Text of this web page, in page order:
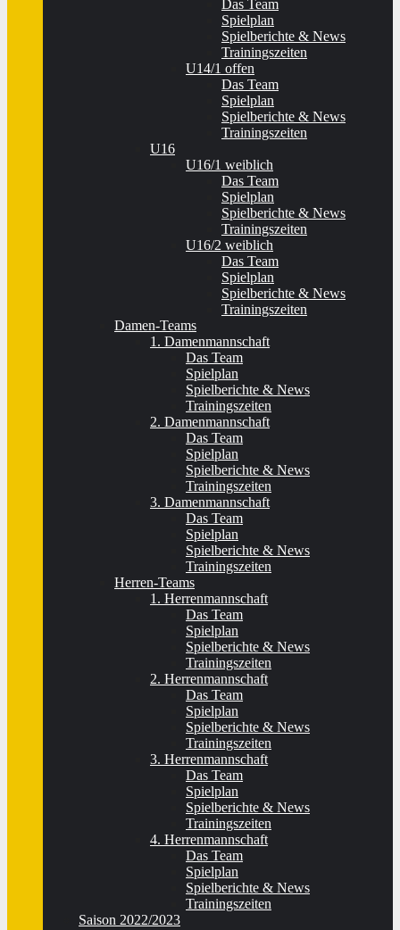
Das Team
Spielplan
Spielberichte & News
Trainingszeiten
U14/1 offen
Das Team
Spielplan
Spielberichte & News
Trainingszeiten
U16
U16/1 weiblich
Das Team
Spielplan
Spielberichte & News
Trainingszeiten
U16/2 weiblich
Das Team
Spielplan
Spielberichte & News
Trainingszeiten
Damen-Teams
1. Damenmannschaft
Das Team
Spielplan
Spielberichte & News
Trainingszeiten
2. Damenmannschaft
Das Team
Spielplan
Spielberichte & News
Trainingszeiten
3. Damenmannschaft
Das Team
Spielplan
Spielberichte & News
Trainingszeiten
Herren-Teams
1. Herrenmannschaft
Das Team
Spielplan
Spielberichte & News
Trainingszeiten
2. Herrenmannschaft
Das Team
Spielplan
Spielberichte & News
Trainingszeiten
3. Herrenmannschaft
Das Team
Spielplan
Spielberichte & News
Trainingszeiten
4. Herrenmannschaft
Das Team
Spielplan
Spielberichte & News
Trainingszeiten
Saison 2022/2023